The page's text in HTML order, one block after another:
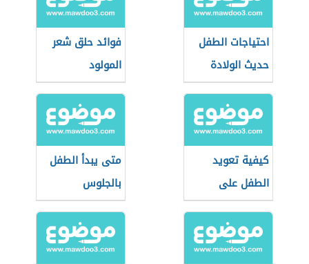
احتياجات الطفل
حديث الولادة
فوائد حلق شعر
المولود
كيفية تعويد
الطفل على
الحضانة
متى يبدأ الطفل
بالجلوس